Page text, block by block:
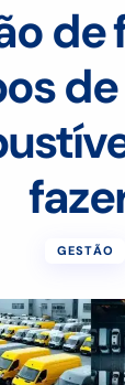
de
GESTÃO